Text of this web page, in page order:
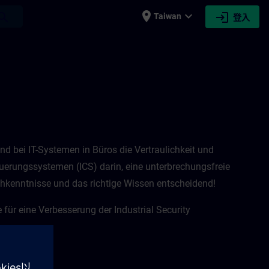
place Taiwan expand_more login 登入
bei IT-Systemen in Büros die Vertraulichkeit und
(ICS) darin, eine unterbrechungsfreie
und das richtige Wissen entscheidend!
eine Verbesserung der Industrial Security